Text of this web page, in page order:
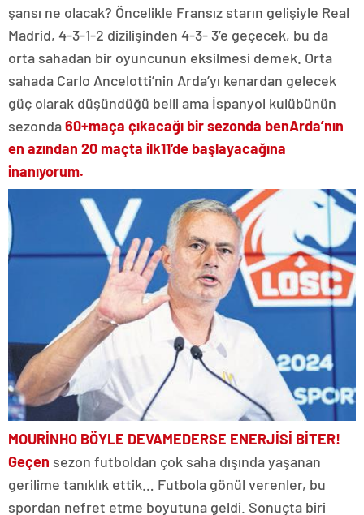
şansı ne olacak? Öncelikle Fransız starın gelişiyle Real
Madrid, 4-3-1-2 dizilişinden 4-3- 3’e geçecek, bu da
orta sahadan bir oyuncunun eksilmesi demek. Orta
sahada Carlo Ancelotti’nin Arda’yı kenardan gelecek
güç olarak düşündüğü belli ama İspanyol kulübünün
sezonda60+maça çıkacağı bir sezonda benArda’nın
en azından 20 maçta ilk11’de başlayacağına
inanıyorum.
MOURİNHO BÖYLE DEVAMEDERSE ENERJİSİ BİTER!
Geçen sezon futboldan çok saha dışında yaşanan
gerilime tanıklık ettik… Futbola gönül verenler, bu
spordan nefret etme boyutuna geldi. Sonuçta biri